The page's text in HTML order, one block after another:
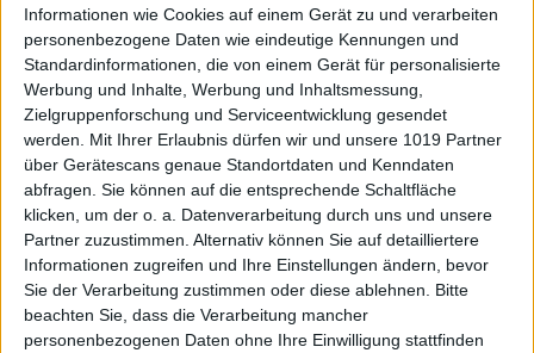
Informationen wie Cookies auf einem Gerät zu und verarbeiten
personenbezogene Daten wie eindeutige Kennungen und
Standardinformationen, die von einem Gerät für personalisierte
Werbung und Inhalte, Werbung und Inhaltsmessung,
Zielgruppenforschung und Serviceentwicklung gesendet
werden.
Mit Ihrer Erlaubnis dürfen wir und unsere 1019 Partner
über Gerätescans genaue Standortdaten und Kenndaten
abfragen. Sie können auf die entsprechende Schaltfläche
klicken, um der o. a. Datenverarbeitung durch uns und unsere
Partner zuzustimmen. Alternativ können Sie auf detailliertere
Informationen zugreifen und Ihre Einstellungen ändern, bevor
Sie der Verarbeitung zustimmen oder diese ablehnen.
Bitte
beachten Sie, dass die Verarbeitung mancher
personenbezogenen Daten ohne Ihre Einwilligung stattfinden